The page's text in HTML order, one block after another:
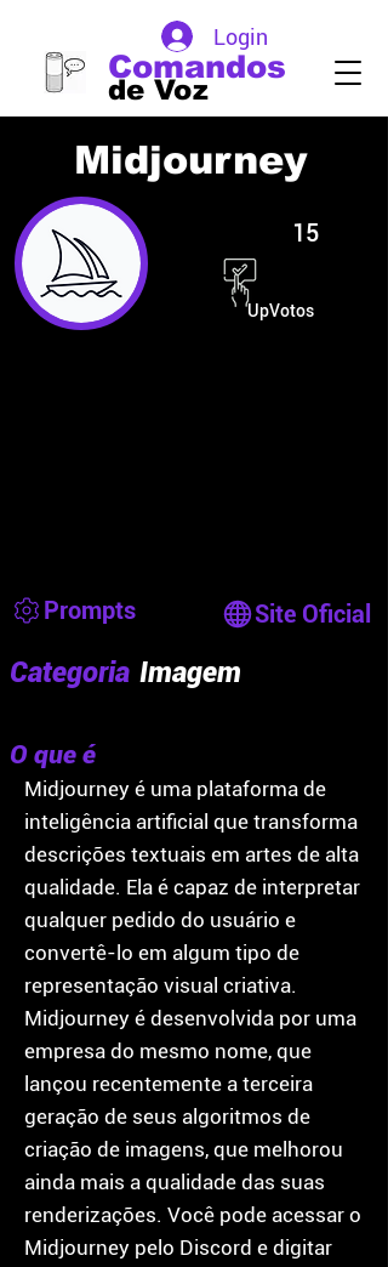
de Voz
Comandos
Login
Midjourney
UpVotos
15
Prompts Site Oficial
Categoria Imagem
O que é
Midjourney é uma plataforma de
inteligência artificial que transforma
descrições textuais em artes de alta
qualidade. Ela é capaz de interpretar
qualquer pedido do usuário e
convertê-lo em algum tipo de
representação visual criativa.
Midjourney é desenvolvida por uma
empresa do mesmo nome, que
lançou recentemente a terceira
geração de seus algoritmos de
criação de imagens, que melhorou
ainda mais a qualidade das suas
renderizações. Você pode acessar o
Midjourney pelo Discord e digitar